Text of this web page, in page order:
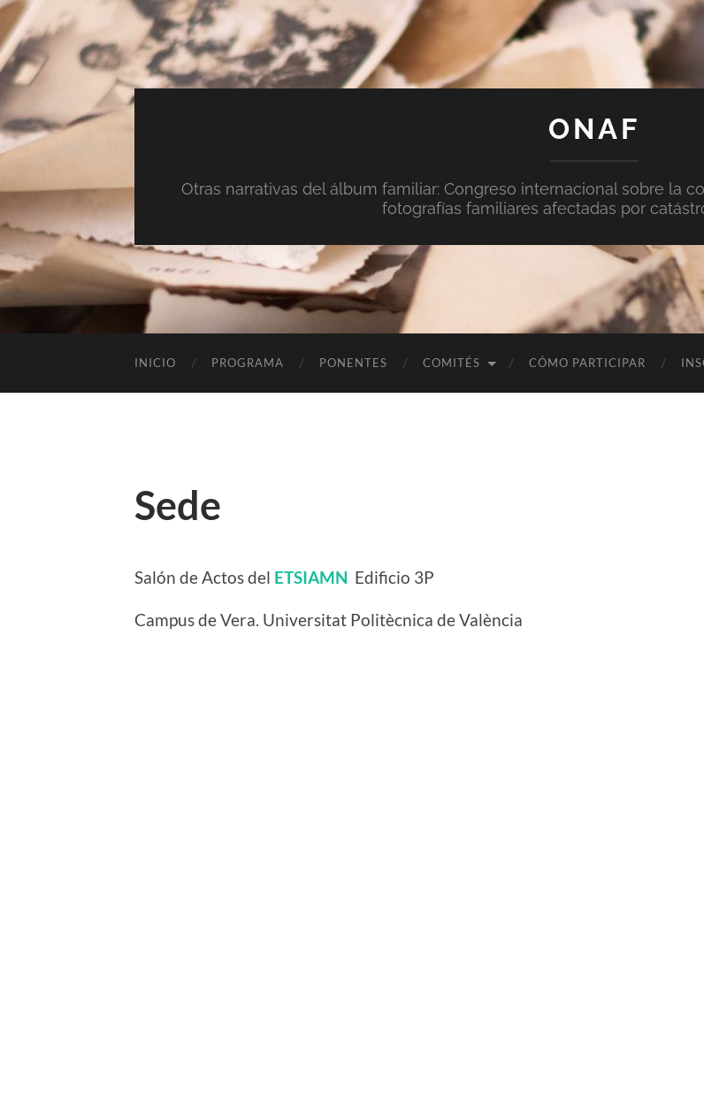
ONAF
Otras narrativas del álbum familiar: Congreso internacional sobre la
fotografías familiares afectadas por
INICIO PROGRAMA PONENTES COMITÉS CÓMO PARTICIPAR
Sede
Salón de Actos del ETSIAMN Edificio 3P
Campus de Vera. Universitat Politècnica de València